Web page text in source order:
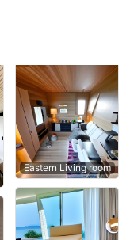
Eastern Living room